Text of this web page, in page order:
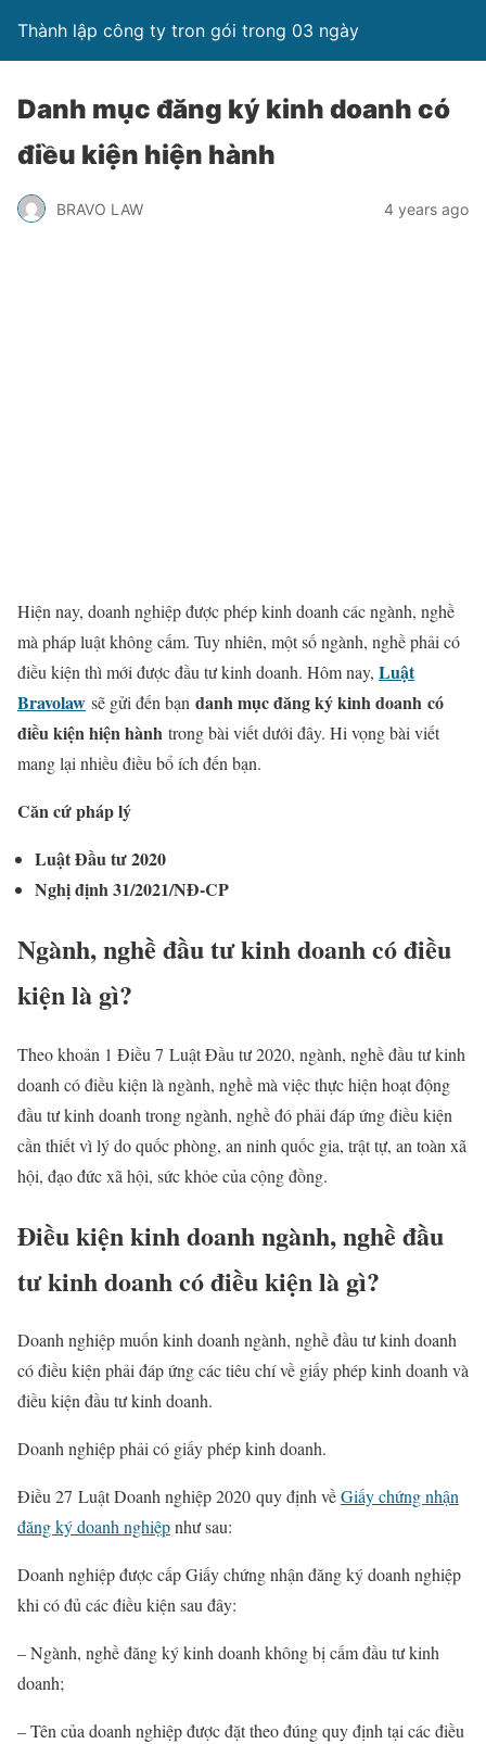
Thành lập công ty tron gói trong 03 ngày
Danh mục đăng ký kinh doanh có
điều kiện hiện hành
BRAVO LAW 4 years ago
Hiện nay, doanh nghiệp được phép kinh doanh các ngành, nghề
mà pháp luật không cấm. Tuy nhiên, một số ngành, nghề phải có
điều kiện thì mới được đầu tư kinh doanh. Hôm nay, Luật
Bravolaw sẽ gửi đến bạn danh mục đăng ký kinh doanh có
điều kiện hiện hành trong bài viết dưới đây. Hi vọng bài viết
mang lại nhiều điều bổ ích đến bạn.
Căn cứ pháp lý
Luật Đầu tư 2020
Nghị định 31/2021/NĐ-CP
Ngành, nghề đầu tư kinh doanh có điều
kiện là gì?
Theo khoản 1 Điều 7 Luật Đầu tư 2020, ngành, nghề đầu tư kinh
doanh có điều kiện là ngành, nghề mà việc thực hiện hoạt động
đầu tư kinh doanh trong ngành, nghề đó phải đáp ứng điều kiện
cần thiết vì lý do quốc phòng, an ninh quốc gia, trật tự, an toàn xã
hội, đạo đức xã hội, sức khỏe của cộng đồng.
Điều kiện kinh doanh ngành, nghề đầu
tư kinh doanh có điều kiện là gì?
Doanh nghiệp muốn kinh doanh ngành, nghề đầu tư kinh doanh
có điều kiện phải đáp ứng các tiêu chí về giấy phép kinh doanh và
điều kiện đầu tư kinh doanh.
Doanh nghiệp phải có giấy phép kinh doanh.
Điều 27 Luật Doanh nghiệp 2020 quy định vềGiấy chứng nhận
đăng ký doanh nghiệpnhư sau:
Doanh nghiệp được cấp Giấy chứng nhận đăng ký doanh nghiệp
khi có đủ các điều kiện sau đây:
– Ngành, nghề đăng ký kinh doanh không bị cấm đầu tư kinh
doanh;
– Tên của doanh nghiệp được đặt theo đúng quy định tại các điều